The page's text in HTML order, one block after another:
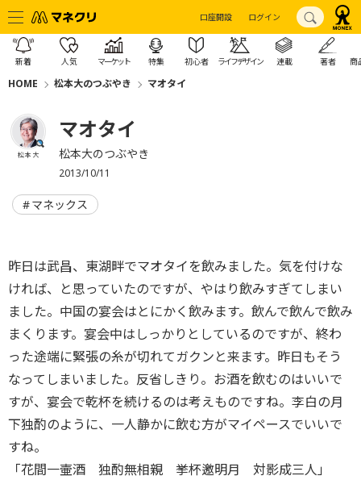
口座開設 ログイン
新着 人気 マーケット 特集 初心者 ライフデザイン 連載 著者 商
HOME 松本大のつぶやき マオタイ
松本 大
マオタイ
松本大のつぶやき
2013/10/11
マネックス
昨日は武昌、東湖畔でマオタイを飲みました。気を付けな
ければ、と思っていたのですが、やはり飲みすぎてしまい
ました。中国の宴会はとにかく飲みます。飲んで飲んで飲み
まくります。宴会中はしっかりとしているのですが、終わ
った途端に緊張の糸が切れてガクンと来ます。昨日もそう
なってしまいました。反省しきり。お酒を飲むのはいいで
すが、宴会で乾杯を続けるのは考えものですね。李白の月
下独酌のように、一人静かに飲む方がマイペースでいいで
すね。
「花間一壷酒 独酌無相親 挙杯邀明月 対影成三人」